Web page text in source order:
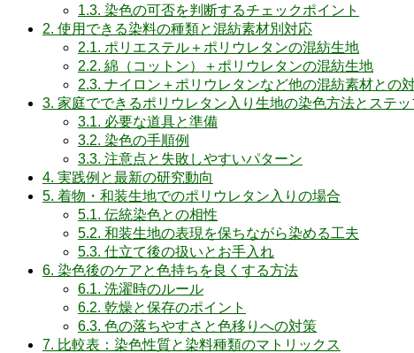
1.3. 染色の可否を判断するチェックポイント
2. 使用できる染料の種類と混紡素材別対応
2.1. ポリエステル＋ポリウレタンの混紡生地
2.2. 綿（コットン）＋ポリウレタンの混紡生地
2.3. ナイロン＋ポリウレタンなど他の混紡素材との
3. 家庭でできるポリウレタン入り生地の染色方法とステッ
3.1. 必要な道具と準備
3.2. 染色の手順例
3.3. 注意点と失敗しやすいパターン
4. 実践例と最新の研究動向
5. 着物・和装生地でのポリウレタン入りの場合
5.1. 伝統染色との相性
5.2. 和装生地の表現を保ちながら染める工夫
5.3. 仕立て後の扱いとお手入れ
6. 染色後のケアと色持ちを良くする方法
6.1. 洗濯時のルール
6.2. 乾燥と保存のポイント
6.3. 色の落ちやすさと色移りへの対策
7. 比較表：染色性質と染料種類のマトリックス